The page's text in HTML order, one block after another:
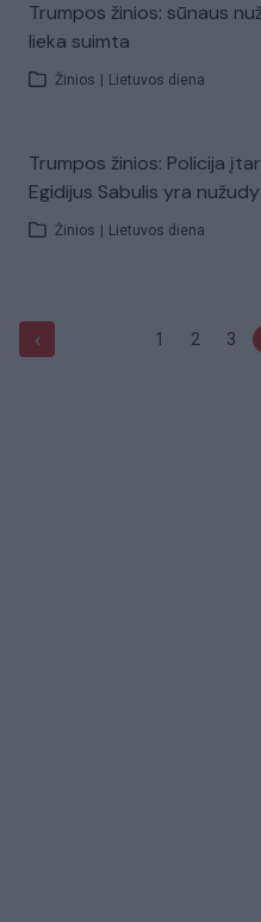
Trumpos žinios: sūnaus
lieka suimta
Žinios Lietuvos diena
Trumpos žinios: Policija
Egidijus Sabulis yra
Žinios Lietuvos diena
‹ 1 2 3